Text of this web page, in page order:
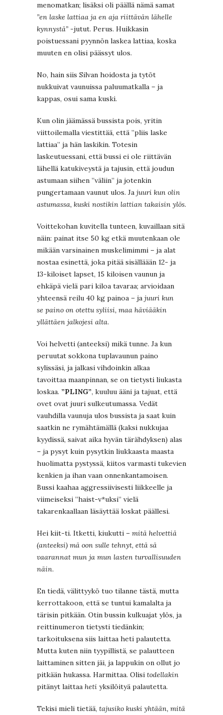
menomatkan; lisäksi oli päällä nämä samat
”en laske lattiaa ja en aja riittävän lähelle
kynnystä” -jutut. Perus. Huikkasin
poistuessani pyynnön laskea lattiaa, koska
muuten en olisi päässyt ulos.
No, hain siis Silvan hoidosta ja tytöt
nukkuivat vaunuissa paluumatkalla – ja
kappas, osui sama kuski.
Kun olin jäämässä bussista pois, yritin
viittoilemalla viestittää, että ”pliis laske
lattiaa” ja hän laskikin. Totesin
laskeutuessani, että bussi ei ole riittävän
lähellä katukiveystä ja tajusin, että joudun
astumaan siihen ”väliin” ja jotenkin
pungertamaan vaunut ulos. Ja juuri kun olin
astumassa, kuski nostikin lattian takaisin ylös.
Voittekohan kuvitella tunteen, kuvaillaan sitä
näin: painat itse 50 kg etkä muutenkaan ole
mikään varsinainen muskelimimmi – ja alat
nostaa esinettä, joka pitää sisälläään 12- ja
13-kiloiset lapset, 15 kiloisen vaunun ja
ehkäpä vielä pari kiloa tavaraa; arvioidaan
yhteensä reilu 40 kg painoa – ja juuri kun
se paino on otettu syliisi, maa häviääkin
yllättäen jalkojesi alta.
Voi helvetti (anteeksi) mikä tunne. Ja kun
peruutat sokkona tuplavaunun paino
sylissäsi, ja jalkasi vihdoinkin alkaa
tavoittaa maanpinnan, se on tietysti liukasta
loskaa. ”PLING”, kuuluu ääni ja tajuat, että
ovet ovat juuri sulkeutumassa. Vedät
vauhdilla vaunuja ulos bussista ja saat kuin
saatkin ne rymähtämällä (kaksi nukkujaa
kyydissä, saivat aika hyvän tärähdyksen) alas
– ja pysyt kuin pysytkin liukkaasta maasta
huolimatta pystyssä, kiitos varmasti tukevien
kenkien ja ihan vaan onnenkantamoisen.
Bussi kaahaa aggressiivisesti liikkeelle ja
viimeiseksi ”haist-v*uksi” vielä
takarenkaallaan läsäyttää loskat päällesi.
Hei kiit-ti. Itketti, kiukutti – mitä helvettiä
(anteeksi) mä oon sulle tehnyt, että sä
vaarannat mun ja mun lasten turvallisuuden
näin.
En tiedä, välittyykö tuo tilanne tästä, mutta
kerrottakoon, että se tuntui kamalalta ja
tärisin pitkään. Otin bussin kulkuajat ylös, ja
reittinumeron tietysti tiedänkin;
tarkoituksena siis laittaa heti palautetta.
Mutta kuten niin tyypillistä, se palautteen
laittaminen sitten jäi, ja lappukin on ollut jo
pitkään hukassa. Harmittaa. Olisi todellakin
pitänyt laittaa heti yksilöityä palautetta.
Tekisi mieli tietää, tajusiko kuski yhtään, mitä